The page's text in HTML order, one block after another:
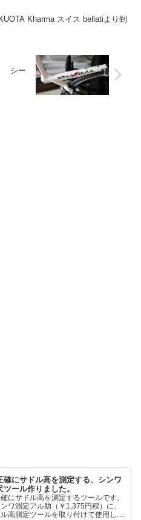
Kharma スイス bellatiより到
シー
確にサドル高を測定する、シンワ
ール作りました。
にサドル高を測定するツールです。
ワ測定アル助（￥1,375円程）に、
高測定ツールを取り付けて使用しま